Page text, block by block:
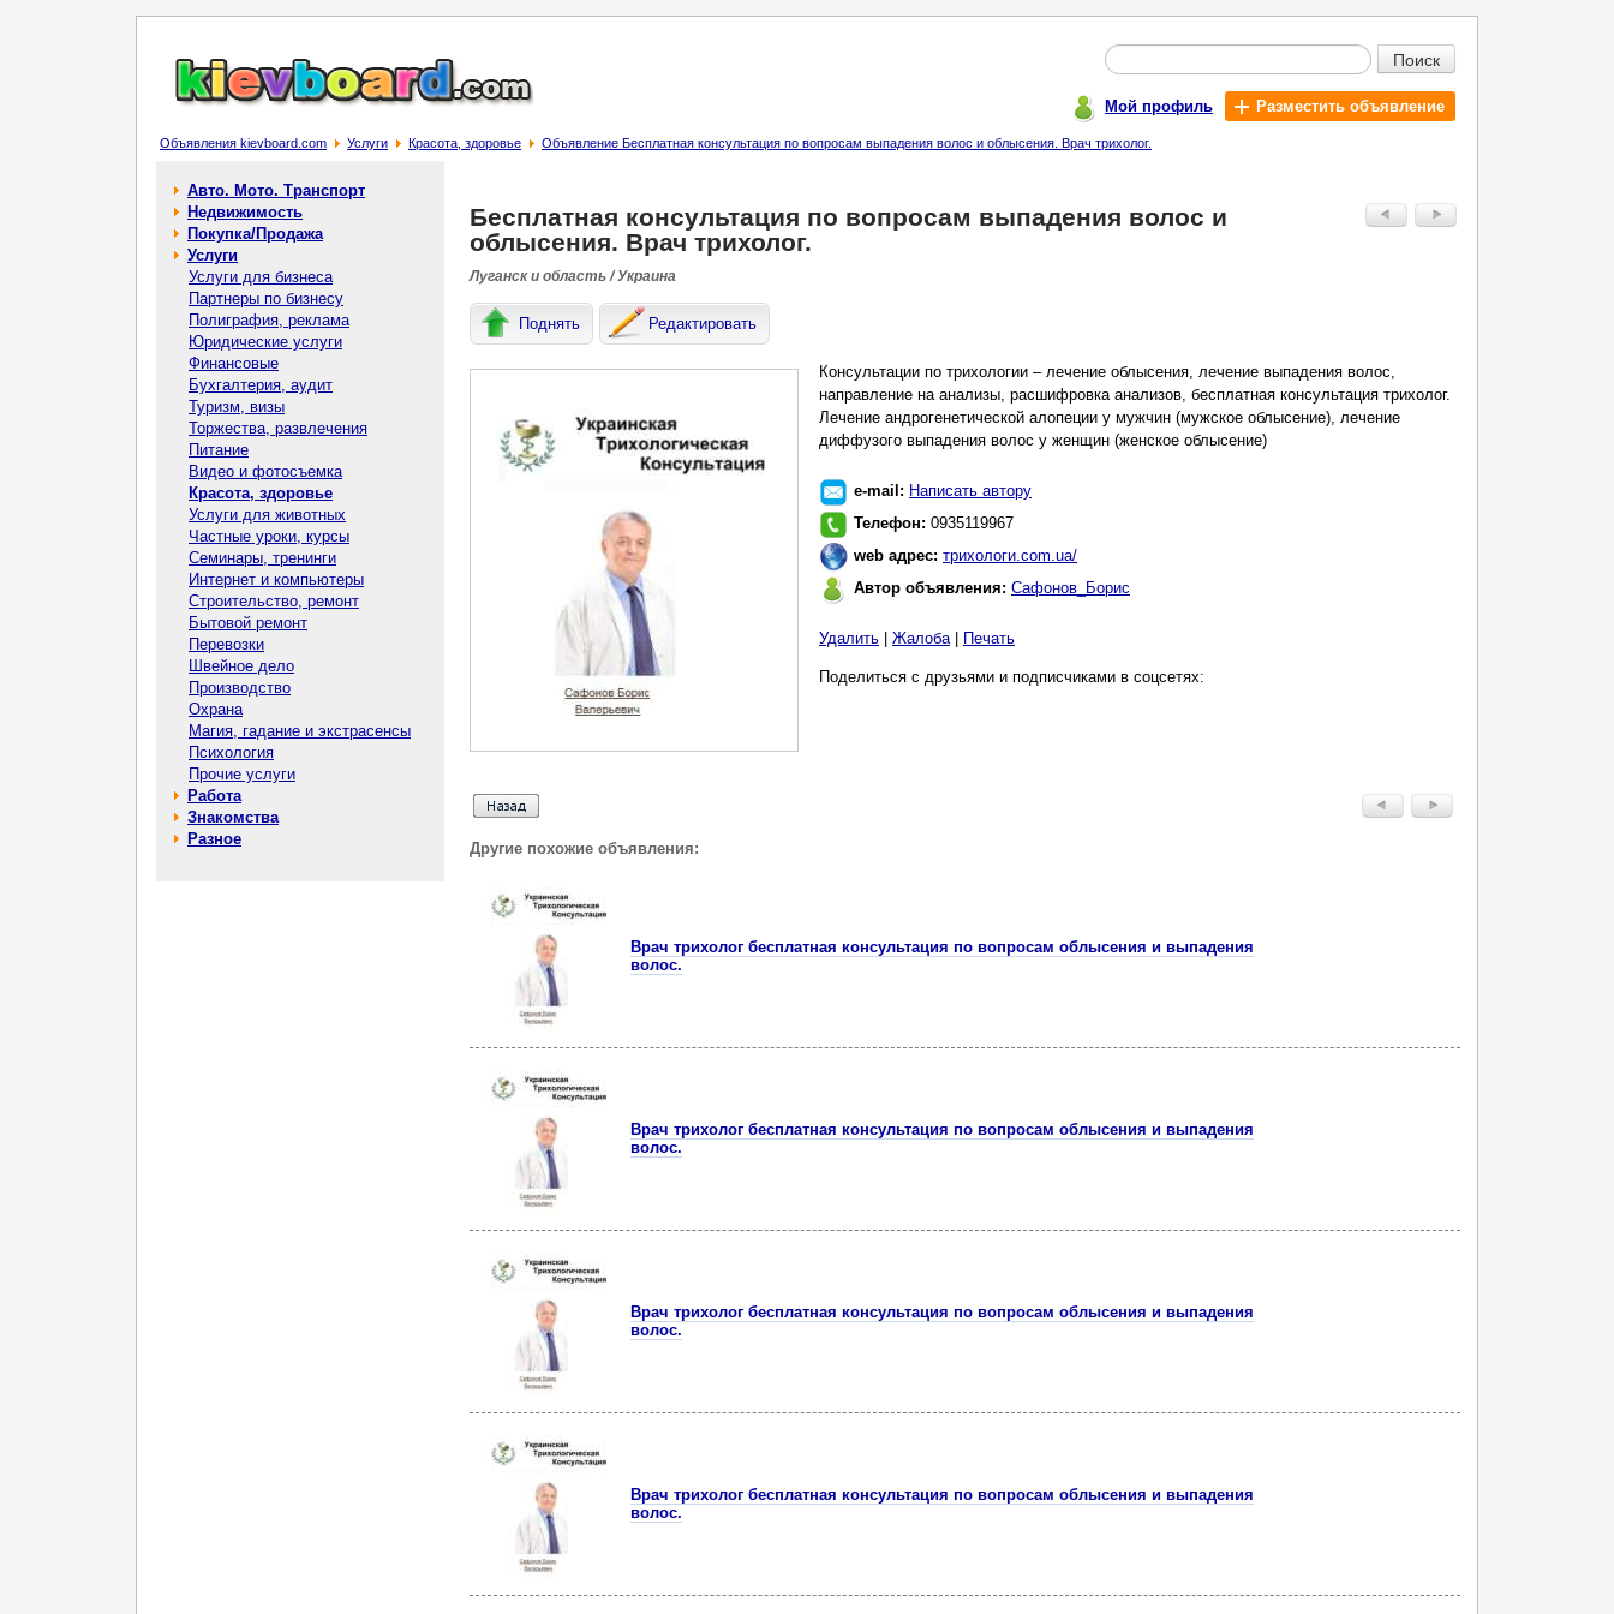
Поиск
Мой профиль Разместить объявление
Объявления kievboard.com Услуги Красота, здоровье Объявление Бесплатная консультация по вопросам выпадения волос и облысения. Врач трихолог.
Авто. Мото. Транспорт
Недвижимость
Покупка/Продажа
Услуги
Услуги для бизнеса
Партнеры по бизнесу
Полиграфия, реклама
Юридические услуги
Финансовые
Бухгалтерия, аудит
Туризм, визы
Торжества, развлечения
Питание
Видео и фотосъемка
Красота, здоровье
Услуги для животных
Частные уроки, курсы
Семинары, тренинги
Интернет и компьютеры
Строительство, ремонт
Бытовой ремонт
Перевозки
Швейное дело
Производство
Охрана
Магия, гадание и экстрасенсы
Психология
Прочие услуги
Работа
Знакомства
Разное
Бесплатная консультация по вопросам выпадения волос и
облысения. Врач трихолог.
Луганск и область / Украина
Поднять Редактировать
Консультации по трихологии – лечение облысения, лечение выпадения волос,
направление на анализы, расшифровка анализов, бесплатная консультация трихолог.
Лечение андрогенетической алопеции у мужчин (мужское облысение), лечение
диффузого выпадения волос у женщин (женское облысение)
e-mail: Написать автору
Телефон: 0935119967
web адрес: трихологи.com.ua/
Автор объявления: Сафонов_Борис
Удалить Жалоба| Печать
Поделиться с друзьями и подписчиками в соцсетях:
Другие похожие объявления:
Врач трихолог бесплатная консультация по вопросам облысения и выпадения
волос.
Врач трихолог бесплатная консультация по вопросам облысения и выпадения
волос.
Врач трихолог бесплатная консультация по вопросам облысения и выпадения
волос.
Врач трихолог бесплатная консультация по вопросам облысения и выпадения
волос.